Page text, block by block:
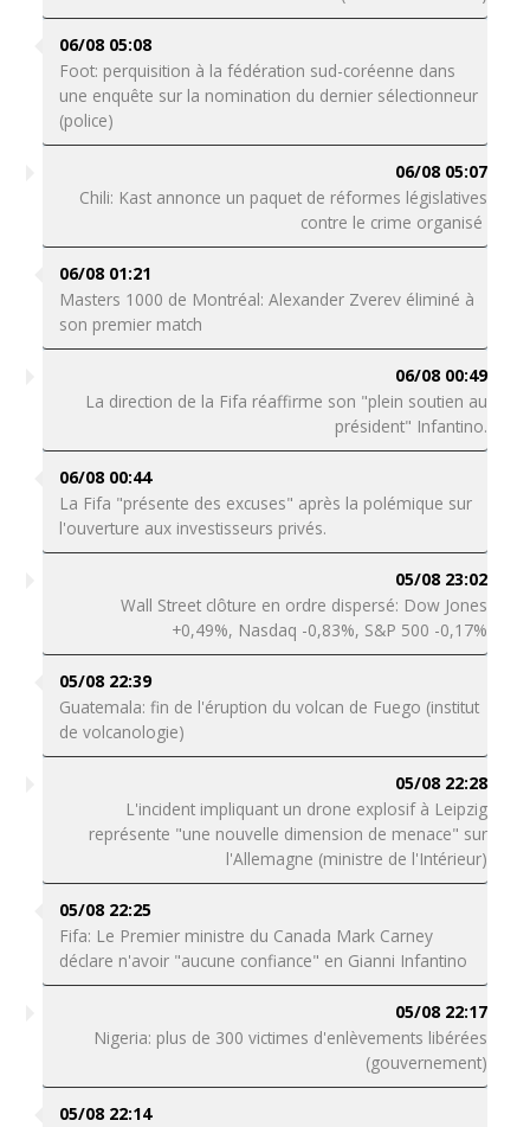
06/08 05:08
Foot: perquisition à la fédération sud-coréenne dans
une enquête sur la nomination du dernier sélectionneur
(police)
06/08 05:07
Chili: Kast annonce un paquet de réformes législatives
contre le crime organisé
06/08 01:21
Masters 1000 de Montréal: Alexander Zverev éliminé à
son premier match
06/08 00:49
La direction de la Fifa réaffirme son "plein soutien au
président" Infantino.
06/08 00:44
La Fifa "présente des excuses" après la polémique sur
l'ouverture aux investisseurs privés.
05/08 23:02
Wall Street clôture en ordre dispersé: Dow Jones
+0,49%, Nasdaq -0,83%, S&P 500 -0,17%
05/08 22:39
Guatemala: fin de l'éruption du volcan de Fuego (institut
de volcanologie)
05/08 22:28
L'incident impliquant un drone explosif à Leipzig
représente "une nouvelle dimension de menace" sur
l'Allemagne (ministre de l'Intérieur)
05/08 22:25
Fifa: Le Premier ministre du Canada Mark Carney
déclare n'avoir "aucune confiance" en Gianni Infantino
05/08 22:17
Nigeria: plus de 300 victimes d'enlèvements libérées
(gouvernement)
05/08 22:14